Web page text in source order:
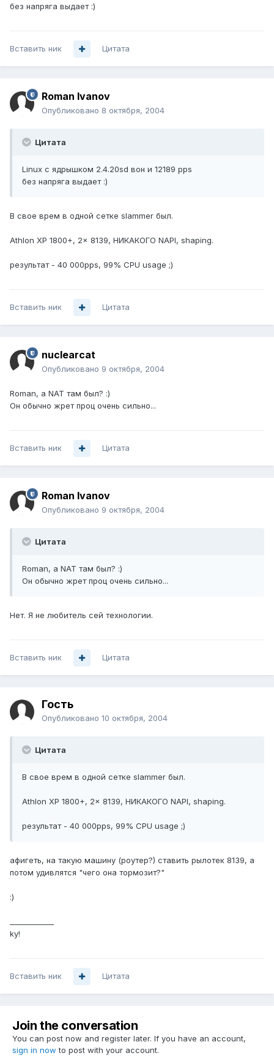
без напряга выдает :)
Вставить ник Цитата
Roman Ivanov
Опубликовано 8 октября, 2004
Цитата
Linux с ядрышком 2.4.20sd вон и 12189 pps
без напряга выдает :)
В свое врем в одной сетке slammer был.
Athlon XP 1800+, 2x 8139, НИКАКОГО NAPI, shaping.
результат - 40 000pps, 99% CPU usage ;)
Вставить ник Цитата
nuclearcat
Опубликовано 9 октября, 2004
Roman, а NAT там был? :)
Он обычно жрет проц очень сильно...
Вставить ник Цитата
Roman Ivanov
Опубликовано 9 октября, 2004
Цитата
Roman, а NAT там был? :)
Он обычно жрет проц очень сильно...
Нет. Я не любитель сей технологии.
Вставить ник Цитата
Гость
Опубликовано 10 октября, 2004
Цитата
В свое врем в одной сетке slammer был.
Athlon XP 1800+, 2x 8139, НИКАКОГО NAPI, shaping.
результат - 40 000pps, 99% CPU usage ;)
афигеть, на такую машину (роутер?) ставить рылотек 8139, а
потом удивлятся "чего она тормозит?"
:)
ky!
Вставить ник Цитата
Join the conversation
You can post now and register later. If you have an account,
sign in now to post with your account.